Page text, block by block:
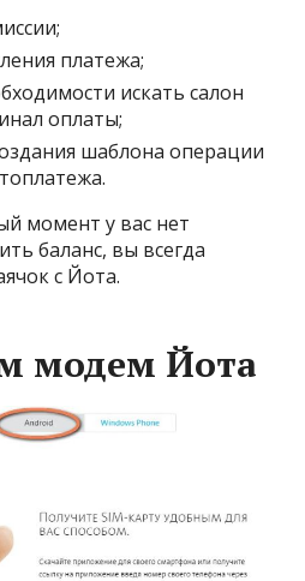
платежа;
искать салон
оплаты;
шаблона операции
момент у вас нет
баланс, вы всегда
с Йота.
модем Йота